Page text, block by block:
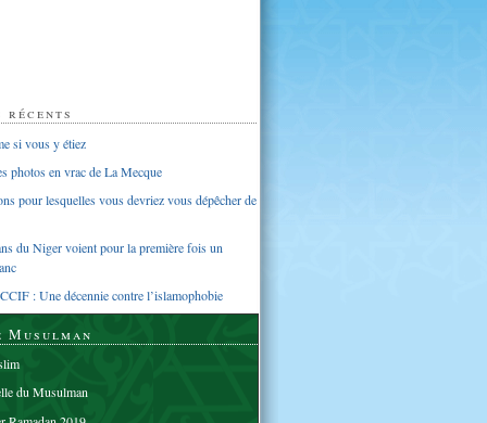
si vous y étiez
photos en vrac de La Mecque
pour lesquelles vous devriez vous dépêcher de
du Niger voient pour la première fois un
: Une décennie contre l’islamophobie
Musulman
du Musulman